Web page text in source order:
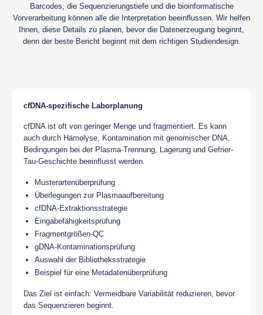
Barcodes, die Sequenzierungstiefe und die bioinformatische
Vorverarbeitung können alle die Interpretation beeinflussen. Wir helfen
Ihnen, diese Details zu planen, bevor die Datenerzeugung beginnt,
denn der beste Bericht beginnt mit dem richtigen Studiendesign.
cfDNA-spezifische Laborplanung
cfDNA ist oft von geringer Menge und fragmentiert. Es kann
auch durch Hämolyse, Kontamination mit genomischer DNA,
Bedingungen bei der Plasma-Trennung, Lagerung und Gefrier-
Tau-Geschichte beeinflusst werden.
Musterartenüberprüfung
Überlegungen zur Plasmaaufbereitung
cfDNA-Extraktionsstrategie
Eingabefähigkeitsprüfung
Fragmentgrößen-QC
gDNA-Kontaminationsprüfung
Auswahl der Bibliotheksstrategie
Beispiel für eine Metadatenüberprüfung
Das Ziel ist einfach: Vermeidbare Variabilität reduzieren, bevor
das Sequenzieren beginnt.